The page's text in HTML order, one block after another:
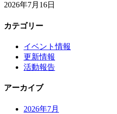
2026年7月16日
カテゴリー
イベント情報
更新情報
活動報告
アーカイブ
2026年7月